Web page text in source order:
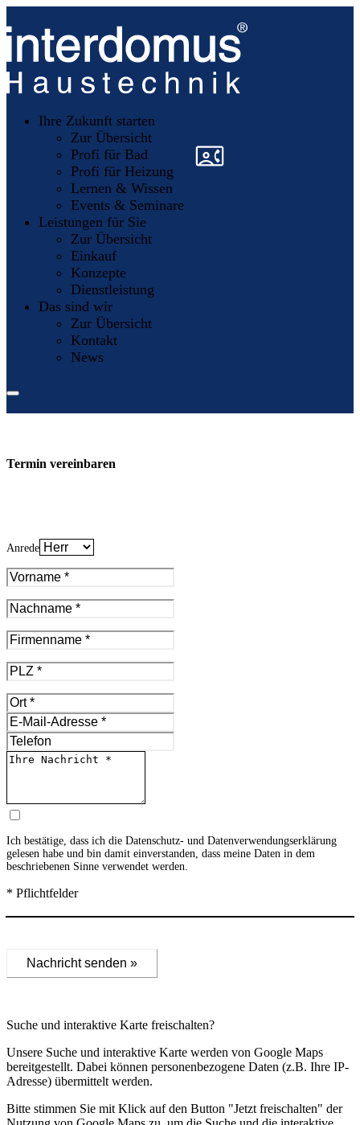
Ihre Zukunft starten
Zur Übersicht
Profi für Bad
Profi für Heizung
Lernen & Wissen
Events & Seminare
Leistungen für Sie
Zur Übersicht
Einkauf
Konzepte
Dienstleistung
Das sind wir
Zur Übersicht
Kontakt
News
»
Termin vereinbaren
Anrede
Ich bestätige, dass ich die Datenschutz- und Datenverwendungserklärung
gelesen habe und bin damit einverstanden, dass meine Daten in dem
beschriebenen Sinne verwendet werden.
* Pflichtfelder
Nachricht senden »
Suche und interaktive Karte freischalten?
Unsere Suche und interaktive Karte werden von Google Maps
bereitgestellt. Dabei können personenbezogene Daten (z.B. Ihre IP-
Adresse) übermittelt werden.
Bitte stimmen Sie mit Klick auf den Button "Jetzt freischalten" der